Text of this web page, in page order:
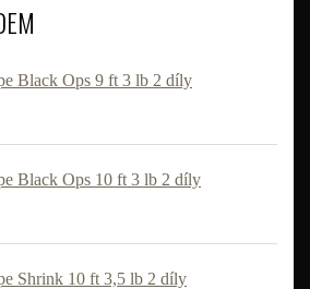
Black Ops 9 ft 3 lb 2 díly
Black Ops 10 ft 3 lb 2 díly
Shrink 10 ft 3,5 lb 2 díly